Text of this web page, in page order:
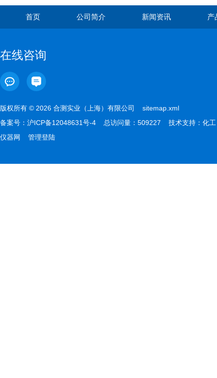
首页 公司简介 新闻资讯 产
在线咨询
版权所有 © 2026 合测实业（上海）有限公司 sitemap.xml
备案号： 沪ICP备12048631号-4 总访问量：509227 技术支持： 化工
仪器网
管理登陆